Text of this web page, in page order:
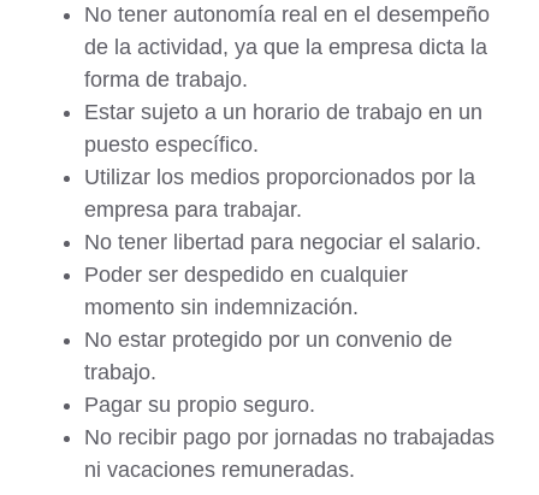
No tener autonomía real en el desempeño
de la actividad, ya que la empresa dicta la
forma de trabajo.
Estar sujeto a un horario de trabajo en un
puesto específico.
Utilizar los medios proporcionados por la
empresa para trabajar.
No tener libertad para negociar el salario.
Poder ser despedido en cualquier
momento sin indemnización.
No estar protegido por un convenio de
trabajo.
Pagar su propio seguro.
No recibir pago por jornadas no trabajadas
ni vacaciones remuneradas.